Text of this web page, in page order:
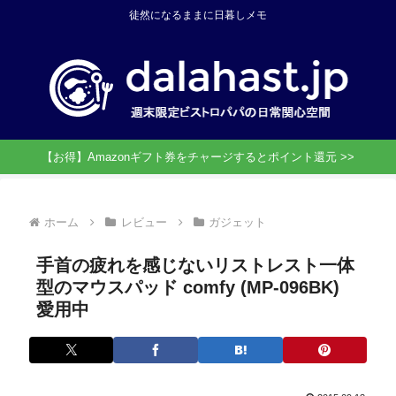
徒然になるままに日暮しメモ
【お得】Amazonギフト券をチャージするとポイント還元 >>
ホーム レビュー ガジェット
手首の疲れを感じないリストレスト一体
型のマウスパッド comfy (MP-096BK)
愛用中